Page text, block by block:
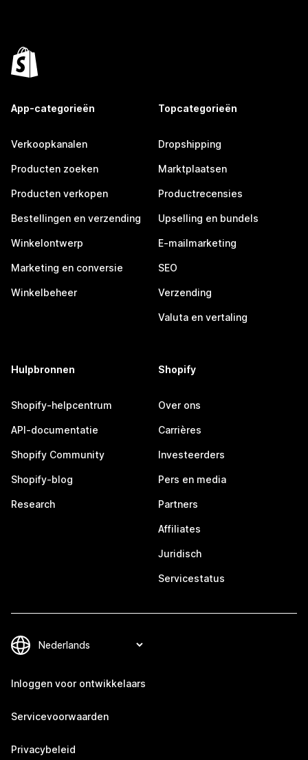
App-categorieën
Verkoopkanalen
Producten zoeken
Producten verkopen
Bestellingen en verzending
Winkelontwerp
Marketing en conversie
Winkelbeheer
Topcategorieën
Dropshipping
Marktplaatsen
Productrecensies
Upselling en bundels
E-mailmarketing
SEO
Verzending
Valuta en vertaling
Hulpbronnen
Shopify-helpcentrum
API-documentatie
Shopify Community
Shopify-blog
Research
Shopify
Over ons
Carrières
Investeerders
Pers en media
Partners
Affiliates
Juridisch
Servicestatus
Inloggen voor ontwikkelaars
Servicevoorwaarden
Privacybeleid